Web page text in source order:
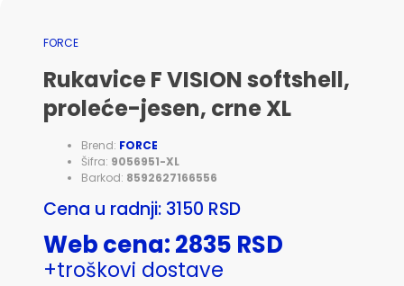
FORCE
Rukavice F VISION softshell,
proleće-jesen, crne XL
Brend: FORCE
Šifra: 9056951-XL
Barkod: 8592627166556
Cena u radnji: 3150 RSD
Web cena: 2835 RSD
+troškovi dostave